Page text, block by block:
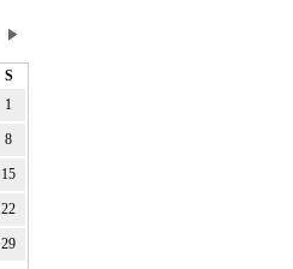
S
1
8
15
22
29